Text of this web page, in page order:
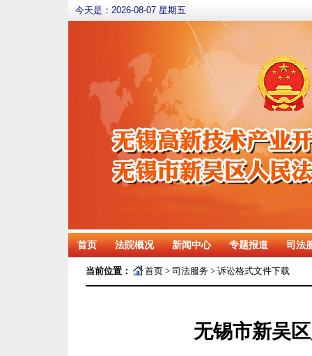
今天是： 2026-08-07 星期五
首页 法院概况 新闻中心 专题报道 司法
当前位置： 首页 > 司法服务 > 诉讼格式文件下载
无锡市新吴